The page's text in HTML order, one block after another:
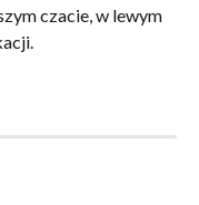
czacie, w lewym